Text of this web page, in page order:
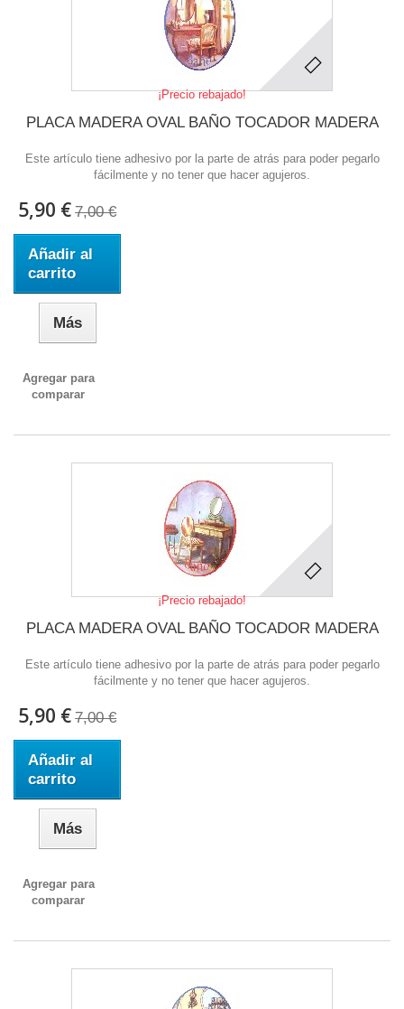
¡Precio rebajado!
PLACA MADERA OVAL BAÑO TOCADOR MADERA
Este artículo tiene adhesivo por la parte de atrás para poder pegarlo
fácilmente y no tener que hacer agujeros.
5,90 € 7,00 €
Añadir al
carrito
Más
Agregar para
comparar
¡Precio rebajado!
PLACA MADERA OVAL BAÑO TOCADOR MADERA
Este artículo tiene adhesivo por la parte de atrás para poder pegarlo
fácilmente y no tener que hacer agujeros.
5,90 € 7,00 €
Añadir al
carrito
Más
Agregar para
comparar